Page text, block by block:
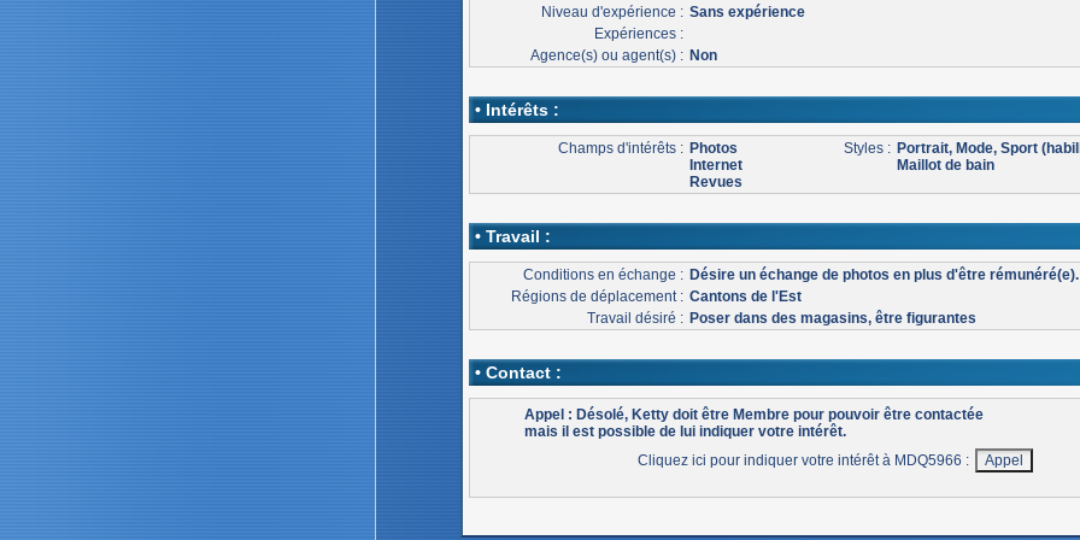
Niveau d'expérience : Sans expérience
Expériences :
Agence(s) ou agent(s) : Non
• Intérêts :
Champs d'intérêts : Photos
Internet
Revues
Styles : Portrait, Mode, Sport
Maillot de bain
• Travail :
Conditions en échange : Désire un échange de photos en plus d'être rémunéré(e).
Régions de déplacement : Cantons de l'Est
Travail désiré : Poser dans des magasins, être figurantes
• Contact :
Appel : Désolé, Ketty doit être Membre pour pouvoir être contactée
mais il est possible de lui indiquer votre intérêt.
Cliquez ici pour indiquer votre intérêt à MDQ5966 :